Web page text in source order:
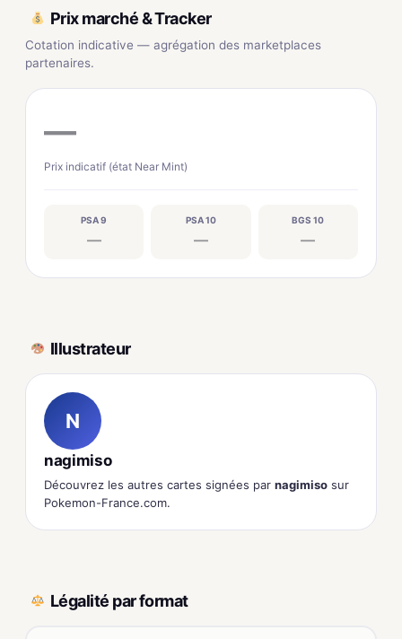
Prix marché & Tracker
Cotation indicative — agrégation des marketplaces
partenaires.
—
Prix indicatif (état Near Mint)
PSA 9
—
PSA 10
—
BGS 10
—
Illustrateur
N
nagimiso
Découvrez les autres cartes signées par nagimiso sur
Pokemon-France.com.
Légalité par format